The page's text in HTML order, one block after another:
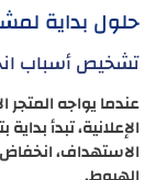
حلول بداية
تشخيص أسباب
عندما يواجه المتجر
الإعلانية، تبدأ
الاستهداف،